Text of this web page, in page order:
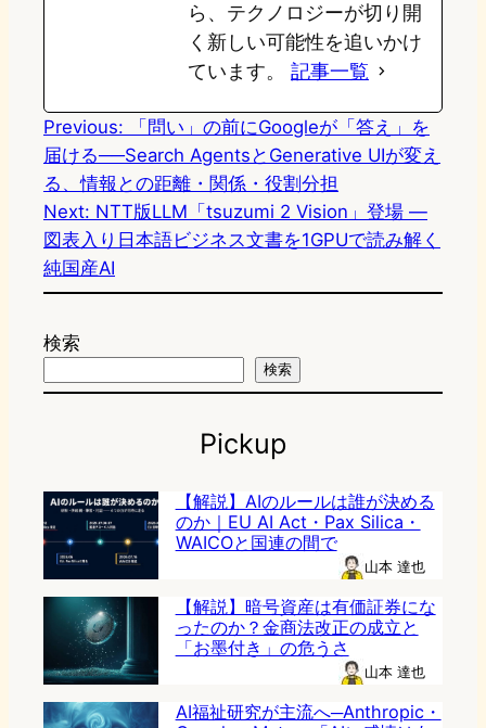
ら、テクノロジーが切り開
く新しい可能性を追いかけ
ています。 記事一覧
Previous:
「問い」の前にGoogleが「答え」を
届ける──Search AgentsとGenerative UIが変え
る、情報との距離・関係・役割分担
Next: NTT版LLM「tsuzumi 2 Vision」登場 ―
図表入り日本語ビジネス文書を1GPUで読み解く
純国産AI
検索
検索
Pickup
【解説】AIのルールは誰が決める
のか｜EU AI Act・Pax Silica・
WAICOと国連の間で
山本 達也
【解説】暗号資産は有価証券にな
ったのか？金商法改正の成立と
「お墨付き」の危うさ
山本 達也
AI福祉研究が主流へ─Anthropic・